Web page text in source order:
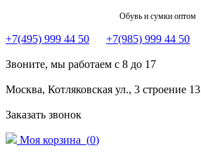
Обувь и сумки оптом
+7(495) 999 44 50 +7(985) 999 44 50
Звоните, мы работаем с 8 до 17
Москва, Котляковская ул., 3 строение 13
Заказать звонок
Моя корзина (0)